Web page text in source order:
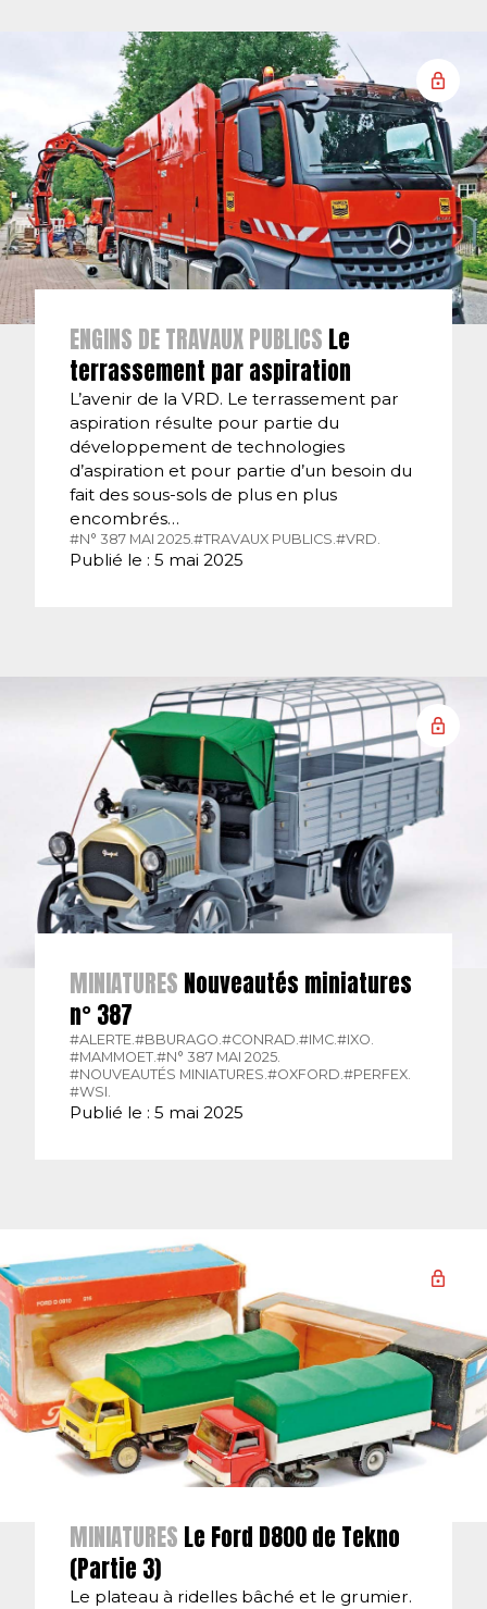
ENGINS DE TRAVAUX PUBLICS Le
terrassement par aspiration
L’avenir de la VRD. Le terrassement par
aspiration résulte pour partie du
développement de technologies
d’aspiration et pour partie d’un besoin du
fait des sous-sols de plus en plus
encombrés…
#N° 387 MAI 2025. #TRAVAUX PUBLICS. #VRD.
Publié le : 5 mai 2025
MINIATURES Nouveautés miniatures
n° 387
#ALERTE.#BBURAGO.#CONRAD.#IMC.#IXO.
#MAMMOET.#N° 387 MAI 2025.
#NOUVEAUTÉS MINIATURES.#OXFORD.#PERFEX.
#WSI.
Publié le : 5 mai 2025
MINIATURES Le Ford D800 de Tekno
(Partie 3)
Le plateau à ridelles bâché et le grumier.